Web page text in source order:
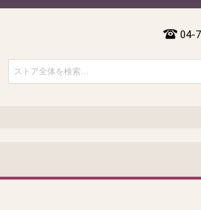
04-